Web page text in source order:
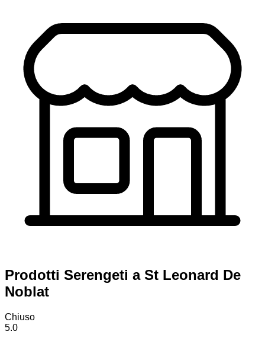
Prodotti Serengeti a St Leonard De
Noblat
Chiuso
5.0